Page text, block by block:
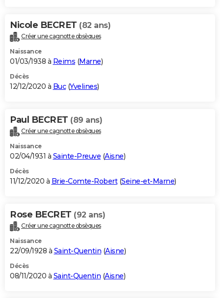
Nicole BECRET (82 ans)
Créer une cagnotte obsèques
Naissance
01/03/1938 à Reims (Marne)
Décès
12/12/2020 à Buc(Yvelines)
Paul BECRET (89 ans)
Créer une cagnotte obsèques
Naissance
02/04/1931 à Sainte-Preuve (Aisne)
Décès
11/12/2020 à Brie-Comte-Robert(Seine-et-Marne)
Rose BECRET (92 ans)
Créer une cagnotte obsèques
Naissance
22/09/1928 à Saint-Quentin (Aisne)
Décès
08/11/2020 à Saint-Quentin (Aisne)